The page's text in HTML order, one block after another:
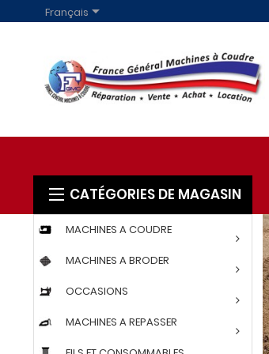
Français
CATÉGORIES DE MAGASIN
MACHINES A COUDRE
MACHINES A BRODER
OCCASIONS
MACHINES A REPASSER